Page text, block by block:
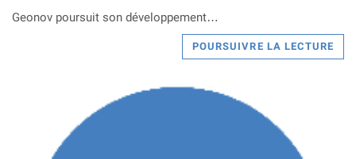
Geonov poursuit son développement…
POURSUIVRE LA LECTURE